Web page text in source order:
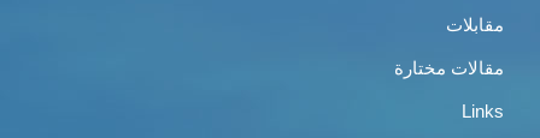
مقابلات
مقالات مختارة
Links